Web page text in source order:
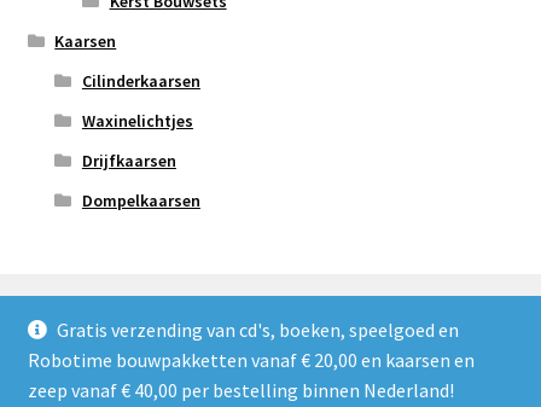
Gratis verzending van cd's, boeken, speelgoed en
Robotime bouwpakketten vanaf € 20,00 en kaarsen en
zeep vanaf € 40,00 per bestelling binnen Nederland!
Kaarsen
Cilinderkaarsen
Waxinelichtjes
Drijfkaarsen
Dompelkaarsen
© Refoshop 2026
Privacybeleid
Gebouwd met WooCommerce.